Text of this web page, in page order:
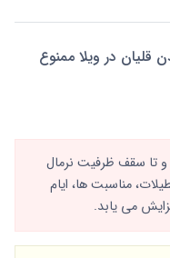
در ویلا ممنوع
تا سقف ظرفیت نرمال
مناسبت ها، ایام
می یابد.